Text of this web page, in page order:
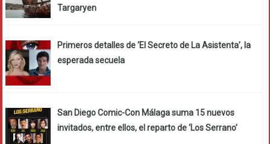
Targaryen
Primeros detalles de ‘El Secreto de La Asistenta’, la
esperada secuela
San Diego Comic-Con Málaga suma 15 nuevos
invitados, entre ellos, el reparto de ‘Los Serrano’